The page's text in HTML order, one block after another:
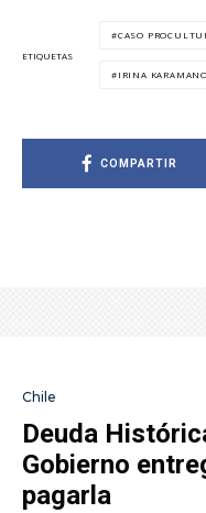
ETIQUETAS
CASO
IRINA
COMPARTIR
Chile
Deuda
Gobierno
pagarla